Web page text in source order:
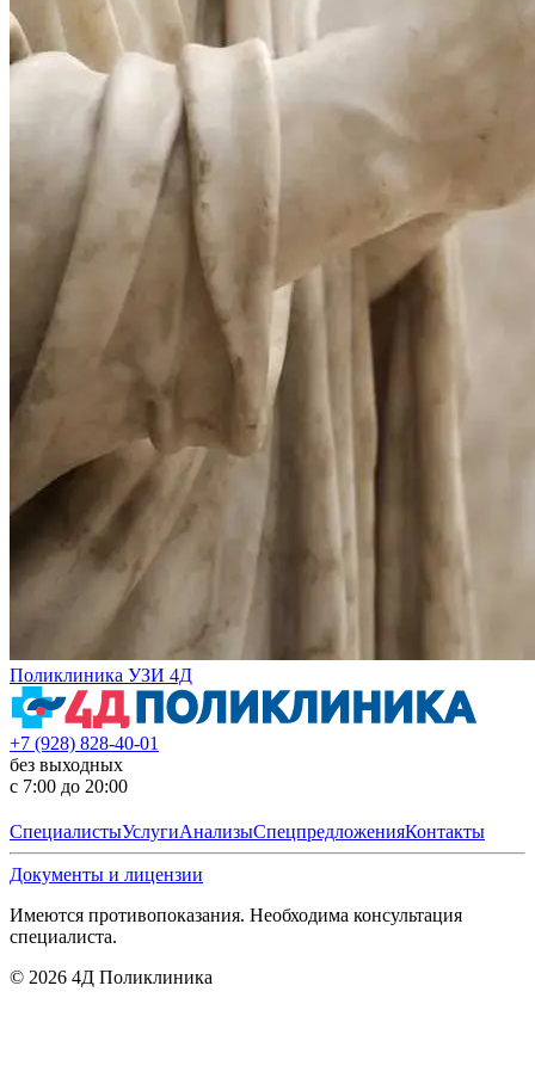
Поликлиника УЗИ 4Д
+7 (928) 828-40-01
без выходных
с 7:00 до 20:00
СпециалистыУслугиАнализыСпецпредложенияКонтакты
Документы и лицензии
Имеются противопоказания. Необходима консультация
специалиста.
© 2026 4Д Поликлиника